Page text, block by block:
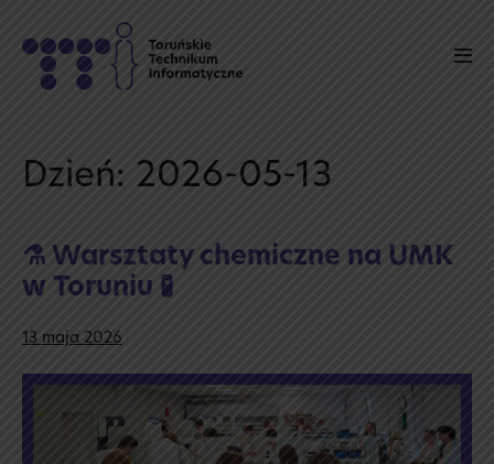
content
Dzień: 2026-05-13
⚗️ Warsztaty chemiczne na UMK
w Toruniu 🧪
13 maja 2026
⚗️
Warsztaty
chemiczne